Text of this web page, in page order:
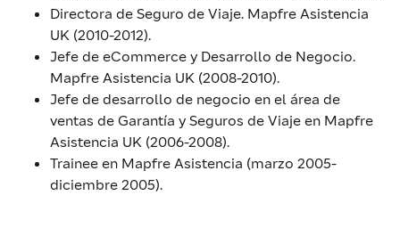
Directora de Seguro de Viaje. Mapfre Asistencia
UK (2010-2012).
Jefe de eCommerce y Desarrollo de Negocio.
Mapfre Asistencia UK (2008-2010).
Jefe de desarrollo de negocio en el área de
ventas de Garantía y Seguros de Viaje en Mapfre
Asistencia UK (2006-2008).
Trainee en Mapfre Asistencia (marzo 2005-
diciembre 2005).